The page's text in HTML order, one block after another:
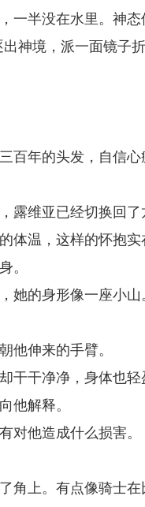
一半没在水里。神态
神境，派一面镜子
百年的头发，自信心
露维亚已经切换回
体温，这样的怀抱
。
她的身形像一座小
他伸来的手臂。
干干净净，身体也
他解释。
对他造成什么损害。
角上。有点像骑士